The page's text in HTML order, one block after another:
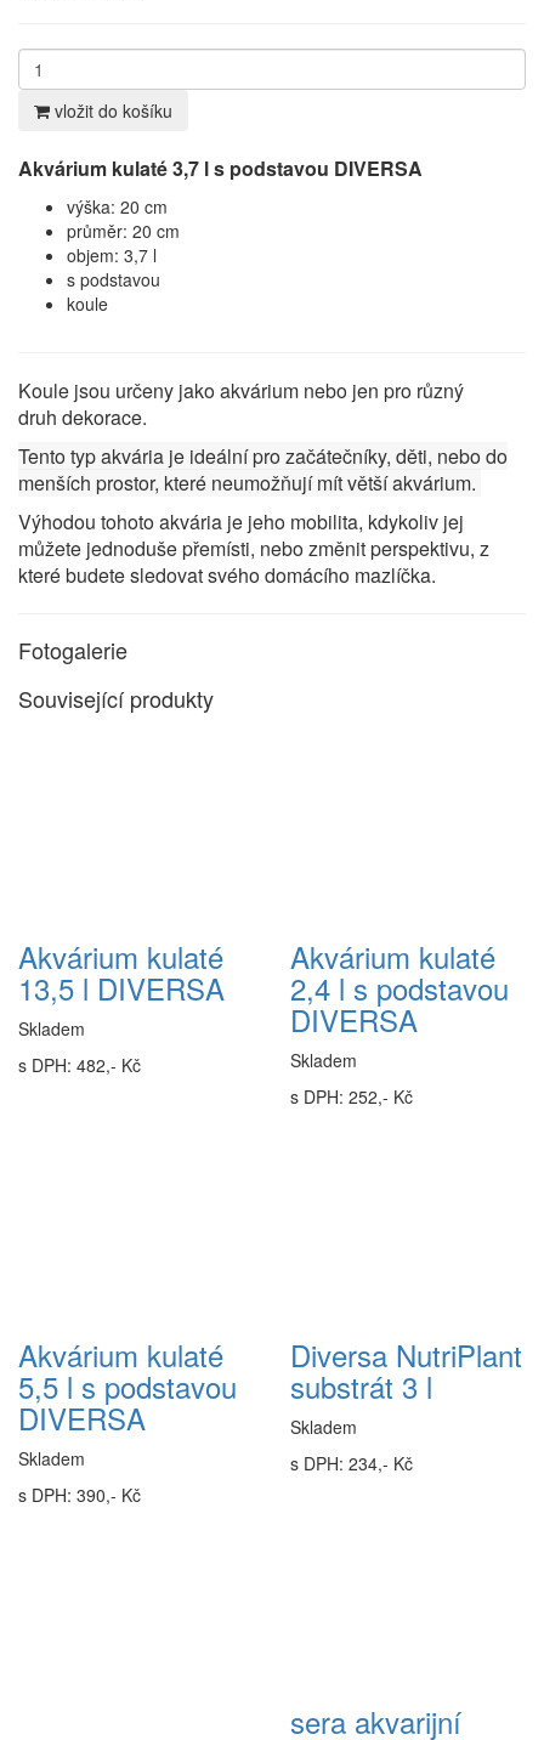
vložit do košíku
Akvárium kulaté 3,7 l s podstavou DIVERSA
výška: 20 cm
průměr: 20 cm
objem: 3,7 l
s podstavou
koule
Koule jsou určeny jako akvárium nebo jen pro různý
druh dekorace.
Tento typ akvária je ideální pro začátečníky, děti, nebo do
menších prostor, které neumožňují mít větší akvárium.
Výhodou tohoto akvária je jeho mobilita, kdykoliv jej
můžete jednoduše přemísti, nebo změnit perspektivu, z
které budete sledovat svého domácího mazlíčka.
Fotogalerie
Související produkty
Akvárium kulaté
13,5 l DIVERSA
Skladem
s DPH: 482,- Kč
Akvárium kulaté
2,4 l s podstavou
DIVERSA
Skladem
s DPH: 252,- Kč
Akvárium kulaté
5,5 l s podstavou
DIVERSA
Skladem
s DPH: 390,- Kč
Diversa NutriPlant
substrát 3 l
Skladem
s DPH: 234,- Kč
sera akvarijní